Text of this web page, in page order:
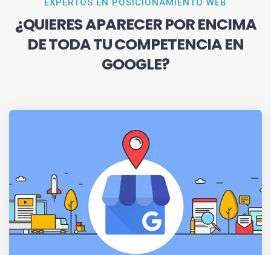
EXPERTOS EN POSICIONAMIENTO WEB
¿QUIERES APARECER POR ENCIMA
DE TODA TU COMPETENCIA EN
GOOGLE?